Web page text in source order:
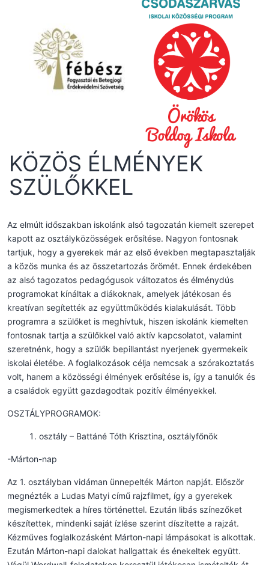
KÖZÖS ÉLMÉNYEK
SZÜLŐKKEL
Az elmúlt időszakban iskolánk alsó tagozatán kiemelt szerepet
kapott az osztályközösségek erősítése. Nagyon fontosnak
tartjuk, hogy a gyerekek már az első években megtapasztalják
a közös munka és az összetartozás örömét. Ennek érdekében
az alsó tagozatos pedagógusok változatos és élménydús
programokat kínáltak a diákoknak, amelyek játékosan és
kreatívan segítették az együttműködés kialakulását. Több
programra a szülőket is meghívtuk, hiszen iskolánk kiemelten
fontosnak tartja a szülőkkel való aktív kapcsolatot, valamint
szeretnénk, hogy a szülők bepillantást nyerjenek gyermekeik
iskolai életébe. A foglalkozások célja nemcsak a szórakoztatás
volt, hanem a közösségi élmények erősítése is, így a tanulók és
a családok együtt gazdagodtak pozitív élményekkel.
OSZTÁLYPROGRAMOK:
osztály – Battáné Tóth Krisztina, osztályfőnök
-Márton-nap
Az 1. osztályban vidáman ünnepelték Márton napját. Először
megnézték a Ludas Matyi című rajzfilmet, így a gyerekek
megismerkedtek a híres történettel. Ezután libás színezőket
készítettek, mindenki saját ízlése szerint díszítette a rajzát.
Kézműves foglalkozásként Márton-napi lámpásokat is alkottak.
Ezután Márton-napi dalokat hallgattak és énekeltek együtt.